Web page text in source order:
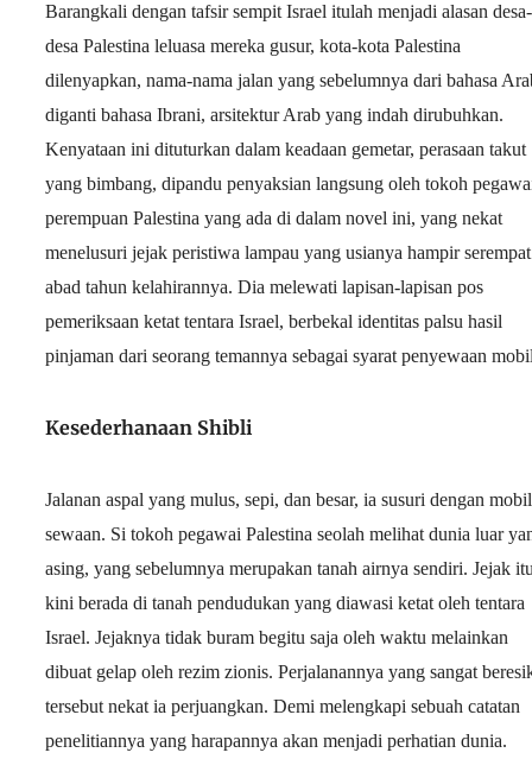
Barangkali dengan tafsir sempit Israel itulah menjadi alasan desa-
desa Palestina leluasa mereka gusur, kota-kota Palestina
dilenyapkan, nama-nama jalan yang sebelumnya dari bahasa
diganti bahasa Ibrani, arsitektur Arab yang indah dirubuhkan.
Kenyataan ini dituturkan dalam keadaan gemetar, perasaan takut
yang bimbang, dipandu penyaksian langsung oleh tokoh
perempuan Palestina yang ada di dalam novel ini, yang nekat
menelusuri jejak peristiwa lampau yang usianya hampir serempat
abad tahun kelahirannya. Dia melewati lapisan-lapisan pos
pemeriksaan ketat tentara Israel, berbekal identitas palsu hasil
pinjaman dari seorang temannya sebagai syarat penyewaan
Kesederhanaan Shibli
Jalanan aspal yang mulus, sepi, dan besar, ia susuri dengan mobil
sewaan. Si tokoh pegawai Palestina seolah melihat dunia luar
asing, yang sebelumnya merupakan tanah airnya sendiri. Jejak
kini berada di tanah pendudukan yang diawasi ketat oleh tentara
Israel. Jejaknya tidak buram begitu saja oleh waktu melainkan
dibuat gelap oleh rezim zionis. Perjalanannya yang sangat
tersebut nekat ia perjuangkan. Demi melengkapi sebuah catatan
penelitiannya yang harapannya akan menjadi perhatian